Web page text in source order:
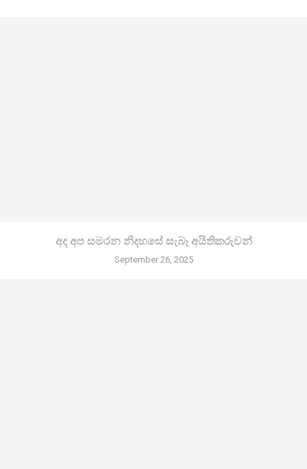
අද අප සමරන නිදහසේ සැබෑ අයිතිකරුවන්
September 26, 2025